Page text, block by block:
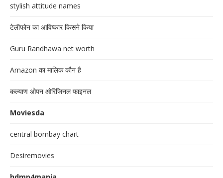
stylish attitude names
टेलीफोन का आविष्कार किसने किया
Guru Randhawa net worth
Amazon का मालिक कौन है
कल्याण ओपन ओरिजिनल फाइनल
Moviesda
central bombay chart
Desiremovies